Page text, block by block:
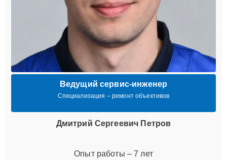
Ведущий сервис-инженер
Специализация – ремонт объективов
Дмитрий Сергеевич Петров
Опыт работы – 7 лет